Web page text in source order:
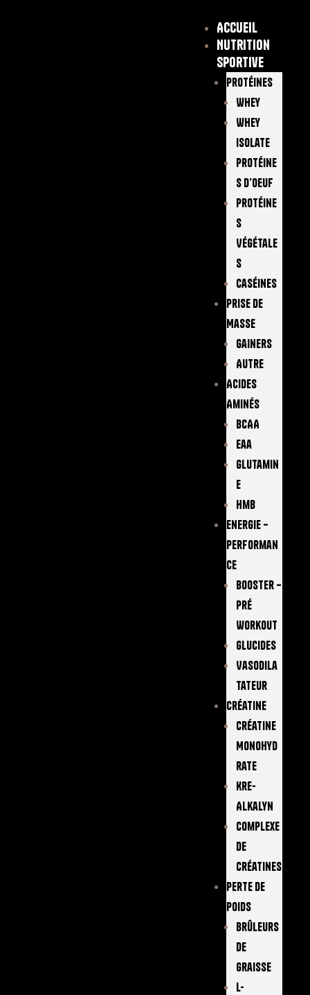
Accueil
Nutrition
sportive
Protéines
Whey
Whey
Isolate
Protéine
S D’oeuf
Protéine
S
Végétale
S
Caséines
Prise De
Masse
Gainers
Autre
Acides
Aminés
BCAA
Eaa
Glutamin
E
Hmb
Energie –
Performan
Ce
Booster –
Pré
Workout
Glucides
Vasodila
Tateur
Créatine
Créatine
Monohyd
Rate
Kre-
Alkalyn
Complexe
De
Créatines
Perte De
Poids
Brûleurs
De
Graisse
L-